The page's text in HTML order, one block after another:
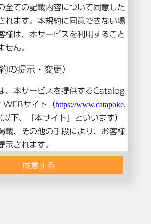
ツは閲覧できません。